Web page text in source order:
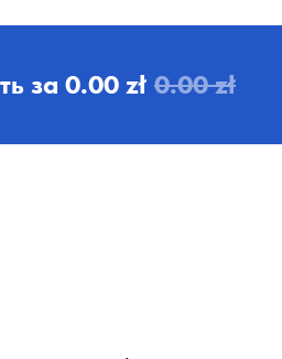
за 0.00 zł 0.00 zł